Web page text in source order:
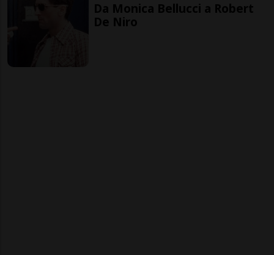
Da Monica Bellucci a Robert
De Niro